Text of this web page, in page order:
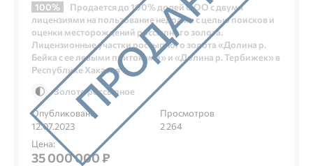
100%
Продается до 100% долей ООО с двумя
лицензиями на пользование недрами с целью поисков и
оценки месторождений россыпного золота.
Лицензионные участки россыпного золота «Долина р.
Бейка с ее левыми притоками» и «Долина р. Тербижек» в
Республике Хакасия
Золото россыпное
Опубликовано
12.07.2023
Просмотров
2 264
Цена:
35 000 000 ₽